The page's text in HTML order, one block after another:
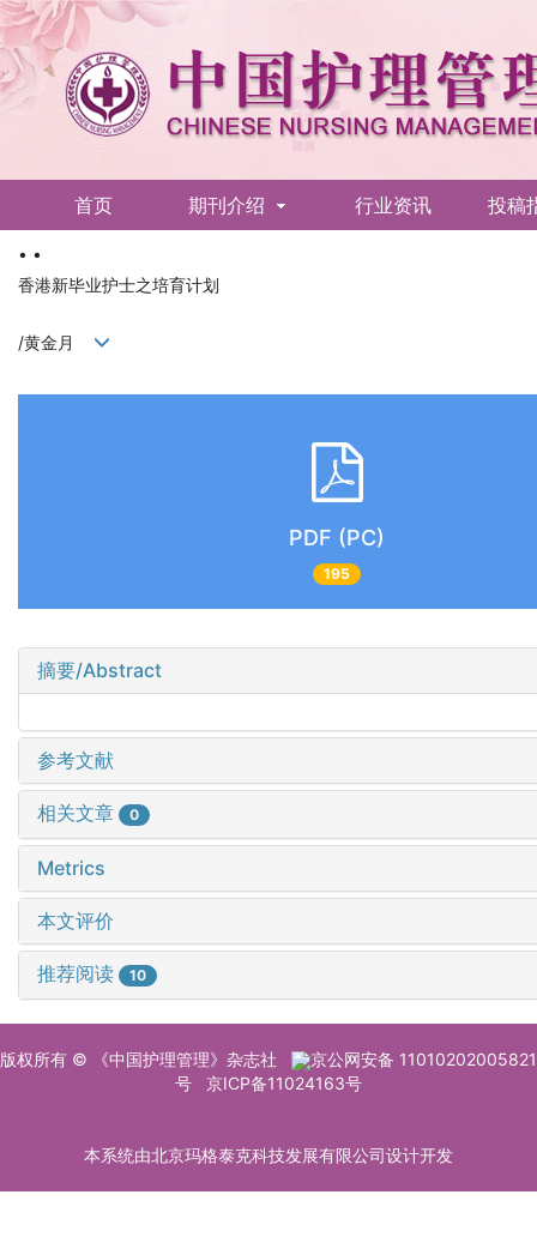
首页 期刊介绍 行业资讯 投稿
• •
香港新毕业护士之培育计划
/黄金月
PDF (PC)
195
摘要/Abstract
参考文献
相关文章 0
Metrics
本文评价
推荐阅读 10
版权所有 © 《中国护理管理》杂志社
京公网安备 11010202005821
号
京ICP备11024163号
本系统由北京玛格泰克科技发展有限公司设计开发